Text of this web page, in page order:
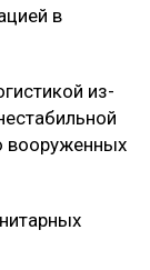
в
из-
вооруженных